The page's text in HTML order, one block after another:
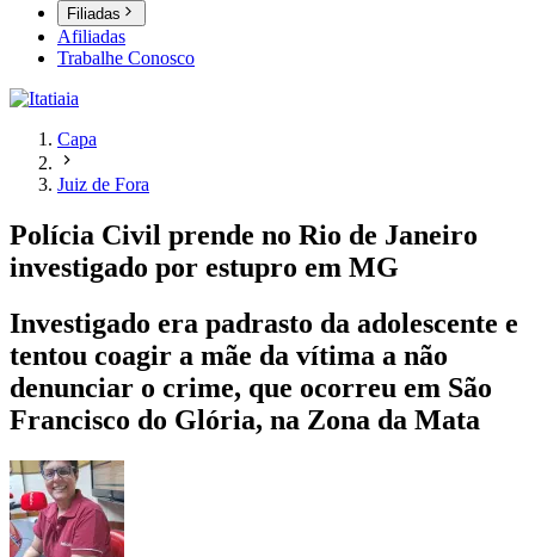
Filiadas
Afiliadas
Trabalhe Conosco
Capa
Juiz de Fora
Polícia Civil prende no Rio de Janeiro
investigado por estupro em MG
Investigado era padrasto da adolescente e
tentou coagir a mãe da vítima a não
denunciar o crime, que ocorreu em São
Francisco do Glória, na Zona da Mata